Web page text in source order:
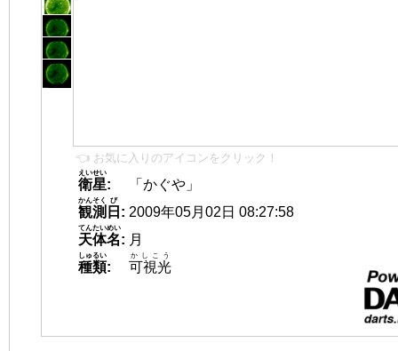
👈 お気に入りのアイコンをクリック！
衛星
えいせい
:
「かぐや」
観測
かんそく
日
び
: 2009年05月02日 08:27:58
天体名
てんたいめい
: 月
種類
しゅるい
: 可視光
かしこう